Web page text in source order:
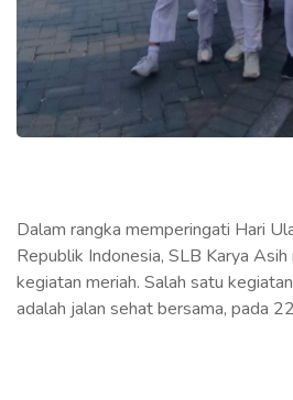
Dalam rangka memperingati Hari
Republik Indonesia, SLB Karya
kegiatan meriah. Salah satu
adalah jalan sehat bersama, pada